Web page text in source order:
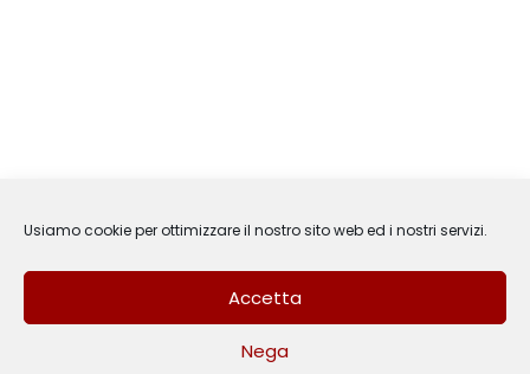
Usiamo cookie per ottimizzare il nostro sito web ed i nostri servizi.
Accetta
Nega